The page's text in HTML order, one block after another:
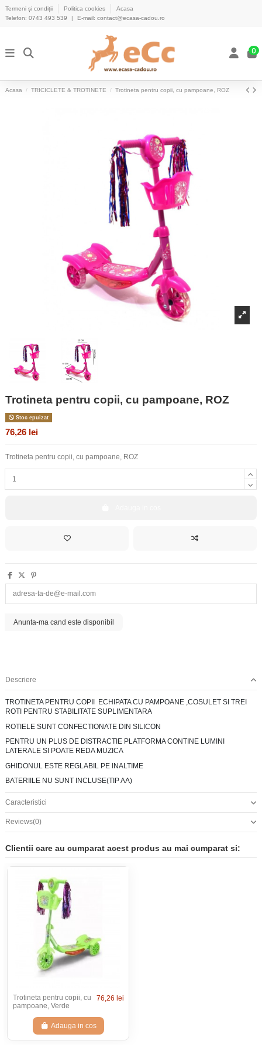
Termeni și condiții Politica cookies
Acasa
Telefon: 0743 493 539 | E-mail: contact@ecasa-cadou.ro
0
Acasa TRICICLETE & TROTINETE Trotineta pentru copii, cu pampoane, ROZ
Trotineta pentru copii, cu pampoane, ROZ
Stoc epuizat
76,26 lei
Trotineta pentru copii, cu pampoane, ROZ
Descriere
TROTINETA PENTRU COPII ECHIPATA CU PAMPOANE ,COSULET SI TREI
ROTI PENTRU STABILITATE SUPLIMENTARA
ROTIELE SUNT CONFECTIONATE DIN SILICON
PENTRU UN PLUS DE DISTRACTIE PLATFORMA CONTINE LUMINI
LATERALE SI POATE REDA MUZICA
GHIDONUL ESTE REGLABIL PE INALTIME
BATERIILE NU SUNT INCLUSE(TIP AA)
Caracteristici
Reviews(0)
Clientii care au cumparat acest produs au mai cumparat si:
Trotineta pentru copii, cu
pampoane, Verde
76,26 lei
Adauga in cos